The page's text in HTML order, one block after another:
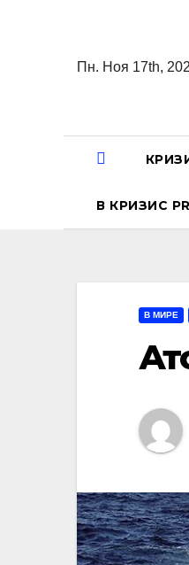
содержаниюПн. Ноя 17th,
В КРИЗИС
В МИРЕ